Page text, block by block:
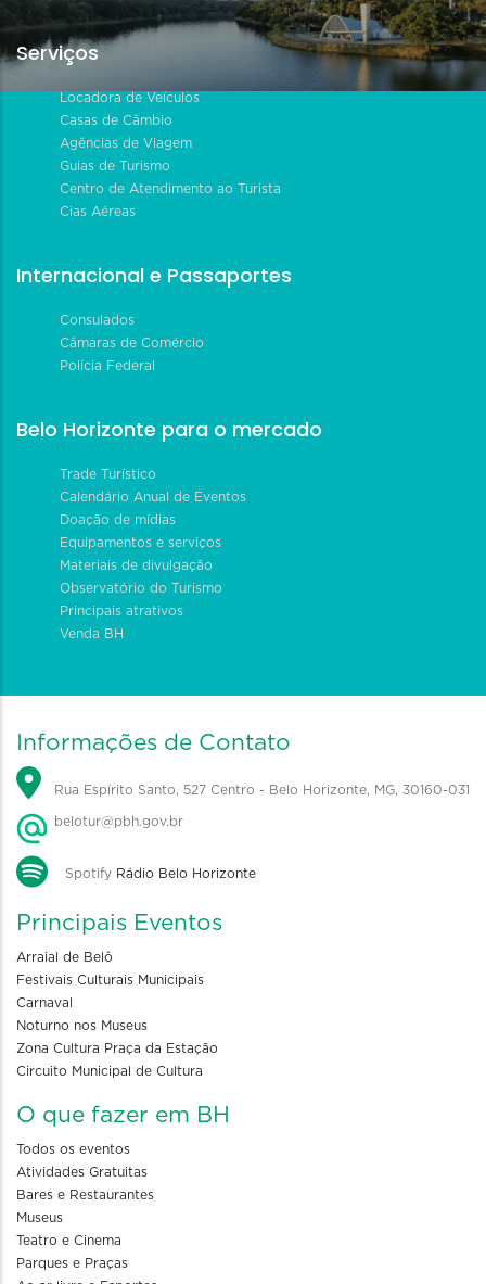
Serviços
Locadora de Veículos
Casas de Câmbio
Agências de Viagem
Guias de Turismo
Centro de Atendimento ao Turista
Cias Aéreas
Internacional e Passaportes
Consulados
Câmaras de Comércio
Polícia Federal
Belo Horizonte para o mercado
Trade Turístico
Calendário Anual de Eventos
Doação de mídias
Equipamentos e serviços
Materiais de divulgação
Observatório do Turismo
Principais atrativos
Venda BH
Informações de Contato
Rua Espírito Santo, 527 Centro - Belo Horizonte, MG, 30160-031
belotur@pbh.gov.br
Spotify Rádio Belo Horizonte
Principais Eventos
Arraial de Belô
Festivais Culturais Municipais
Carnaval
Noturno nos Museus
Zona Cultura Praça da Estação
Circuito Municipal de Cultura
O que fazer em BH
Todos os eventos
Atividades Gratuitas
Bares e Restaurantes
Museus
Teatro e Cinema
Parques e Praças